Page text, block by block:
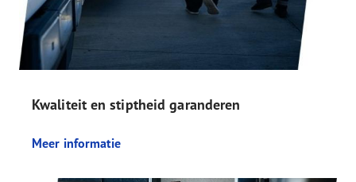
Kwaliteit en stiptheid garanderen
Meer informatie